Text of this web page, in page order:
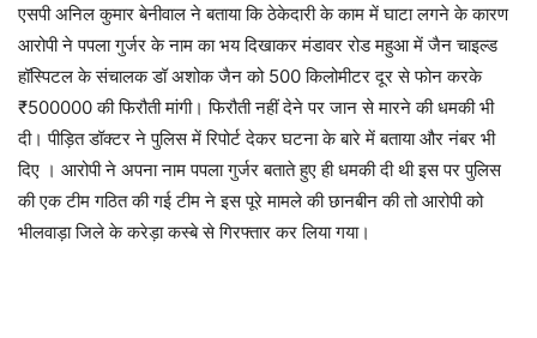
एसपी अनिल कुमार बेनीवाल ने बताया कि ठेकेदारी के काम में घाटा लगने के कारण
आरोपी ने पपला गुर्जर के नाम का भय दिखाकर मंडावर रोड महुआ में जैन चाइल्ड
हॉस्पिटल के संचालक डॉ अशोक जैन को 500 किलोमीटर दूर से फोन करके
₹500000 की फिरौती मांगी। फिरौती नहीं देने पर जान से मारने की धमकी भी
दी। पीड़ित डॉक्टर ने पुलिस में रिपोर्ट देकर घटना के बारे में बताया और नंबर भी
दिए । आरोपी ने अपना नाम पपला गुर्जर बताते हुए ही धमकी दी थी इस पर पुलिस
की एक टीम गठित की गई टीम ने इस पूरे मामले की छानबीन की तो आरोपी को
भीलवाड़ा जिले के करेड़ा कस्बे से गिरफ्तार कर लिया गया।